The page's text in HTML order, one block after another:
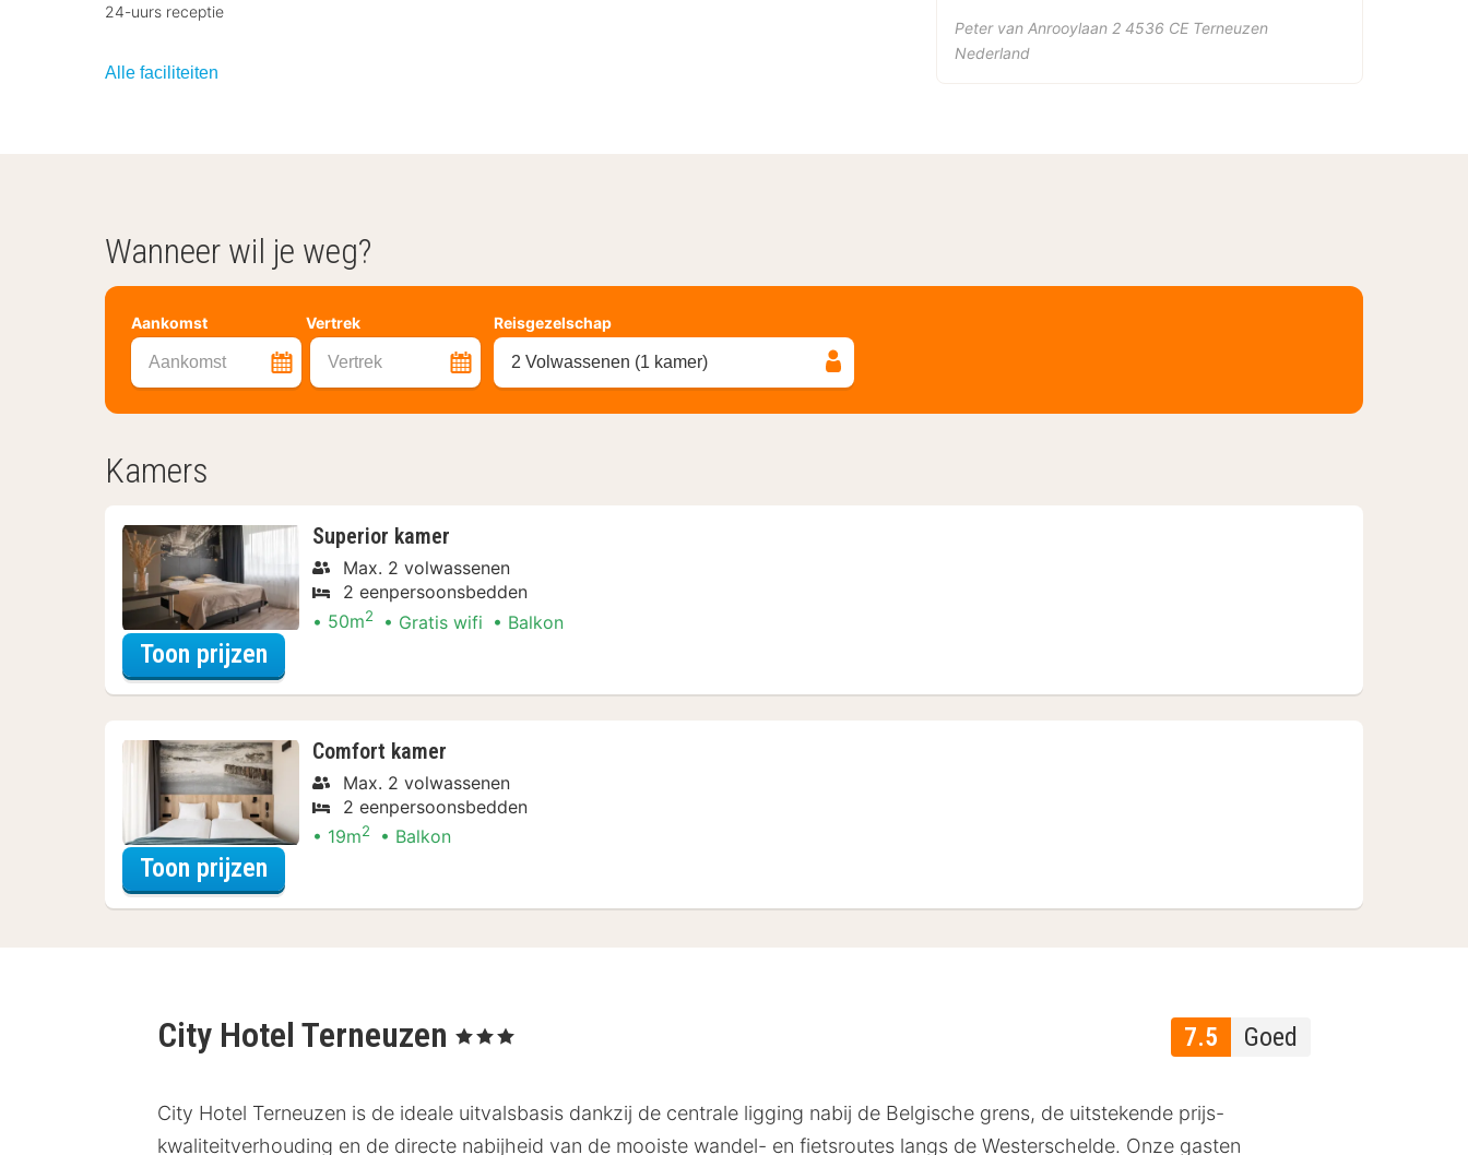
24-uurs receptie
Alle faciliteiten
Peter van Anrooylaan 2 4536 CE Terneuzen
Nederland
Wanneer wil je weg?
Aankomst Vertrek
Aankomst Vertrek
Reisgezelschap
2 Volwassenen (1 kamer)
Kamers
Superior kamer
Max. 2 volwassenen
2 eenpersoonsbedden
50m2 Gratis wifi Balkon
Toon prijzen
Comfort kamer
Max. 2 volwassenen
2 eenpersoonsbedden
19m2 Balkon
Toon prijzen
7.5 Goed
City Hotel Terneuzen , 3 Sterren
City Hotel Terneuzen is de ideale uitvalsbasis dankzij de centrale ligging nabij de Belgische grens, de uitstekende prijs-
kwaliteitverhouding en de directe nabijheid van de mooiste wandel- en fietsroutes langs de Westerschelde. Onze gasten